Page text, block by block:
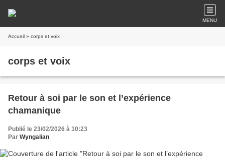
MENU
Accueil » corps et voix
corps et voix
Retour à soi par le son et l’expérience
chamanique
Publié le 23/02/2026 à 10:23
Par Wyngalian